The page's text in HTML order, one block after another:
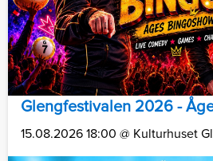
Glengfestivalen 2026 -
15.08.2026 18:00 @ Kulturhuset